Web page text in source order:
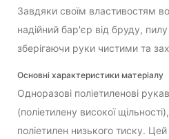
Завдяки своїм властивостям
надійний бар'єр від бруду,
зберігаючи руки чистими та
Основні характеристики матеріалу
Одноразові поліетиленові
(поліетилену високої
поліетилен низького тиску.